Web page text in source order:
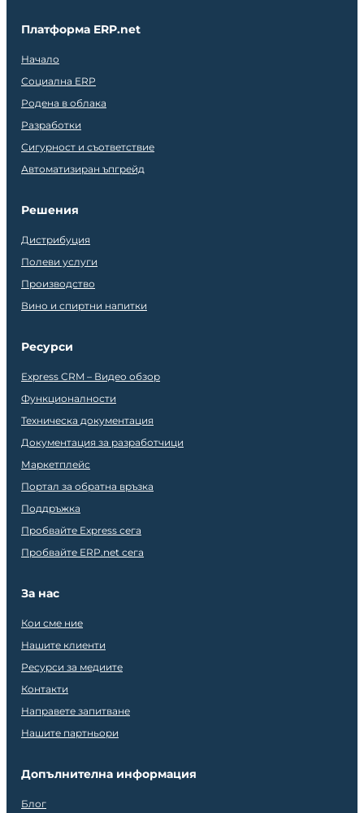
Платформа ERP.net
Начало
Социална ERP
Родена в облака
Разработки
Сигурност и съответствие
Автоматизиран ъпгрейд
Решения
Дистрибуция
Полеви услуги
Производство
Вино и спиртни напитки
Ресурси
Express CRM – Видео обзор
Функционалности
Техническа документация
Документация за разработчици
Маркетплейс
Портал за обратна връзка
Поддръжка
Пробвайте Express сега
Пробвайте ERP.net сега
За нас
Кои сме ние
Нашите клиенти
Ресурси за медиите
Контакти
Направете запитване
Нашите партньори
Допълнителна информация
Блог